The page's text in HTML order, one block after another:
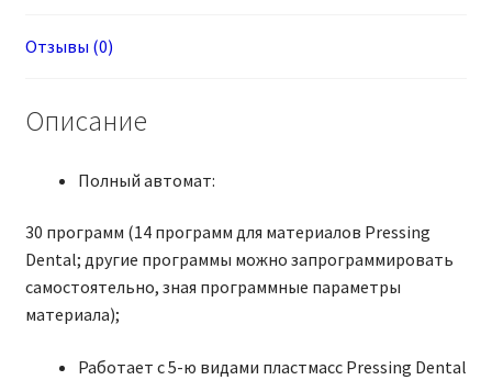
Отзывы (0)
Описание
Полный автомат:
30 программ (14 программ для материалов Pressing
Dental; другие программы можно запрограммировать
самостоятельно, зная программные параметры
материала);
Работает с 5-ю видами пластмасс Pressing Dental